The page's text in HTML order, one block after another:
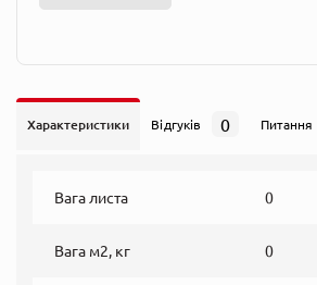
Характеристики Відгуків 0 Питання
Вага листа 0
Вага м2, кг 0